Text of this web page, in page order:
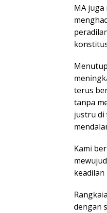
MA juga
terus
tanpa
justru di
Kami
dengan